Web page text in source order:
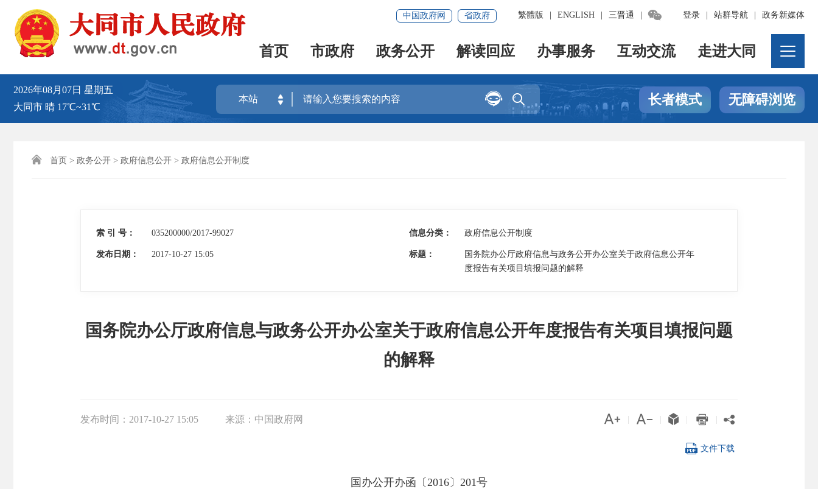
登录 站群导航 政务新媒体
繁體版 ENGLISH 三晋通 
中国政府网 省政府
首页 市政府 政务公开 解读回应 办事服务 互动交流 走进大同
2026年08月07日 星期五
大同市 晴 17℃~31℃
本站 
 长者模式 无障碍浏览
 首页 > 政务公开 > 政府信息公开 > 政府信息公开制度
索 引 号： 035200000/2017-99027 信息分类： 政府信息公开制度
发布日期： 2017-10-27 15:05 标题：
国务院办公厅政府信息与政务公开办公室关于政府信息公开年
度报告有关项目填报问题的解释
国务院办公厅政府信息与政务公开办公室关于政府信息公开年度报告有关项目填报问题
的解释
发布时间： 2017-10-27 15:05 来源： 中国政府网     
 文件下载
国办公开办函〔2016〕201号